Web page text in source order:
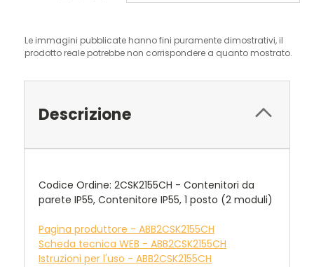
Le immagini pubblicate hanno fini puramente dimostrativi, il
prodotto reale potrebbe non corrispondere a quanto mostrato.
Descrizione
Codice Ordine: 2CSK2155CH - Contenitori da
parete IP55, Contenitore IP55, 1 posto (2 moduli)
Pagina produttore - ABB2CSK2155CH
Scheda tecnica WEB - ABB2CSK2155CH
Istruzioni per l'uso - ABB2CSK2155CH